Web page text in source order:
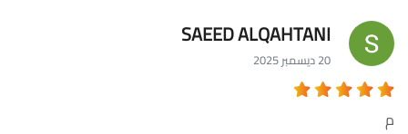
SAEED ALQAHTANI
20 ديسمبر 2025
م